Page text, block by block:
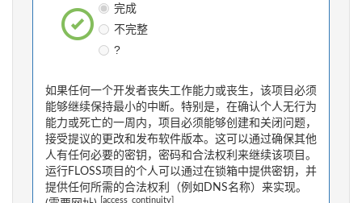
完成
不完整
?
如果任何一个开发者丧失工作能力或丧生，该项目必须
能够继续保持最小的中断。特别是，在确认个人无行为
能力或死亡的一周内，项目必须能够创建和关闭问题，
接受提议的更改和发布软件版本。这可以通过确保其他
人有任何必要的密钥，密码和合法权利来继续该项目。
运行FLOSS项目的个人可以通过在锁箱中提供密钥，并
提供任何所需的合法权利（例如DNS名称）来实现。
[access_continuity]